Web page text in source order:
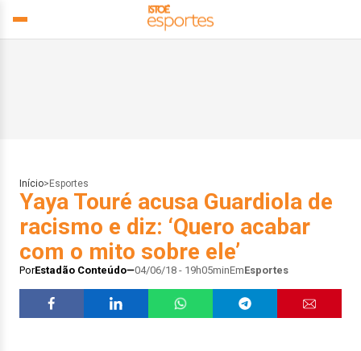
Início> Esportes
Yaya Touré acusa Guardiola de
racismo e diz: ‘Quero acabar
com o mito sobre ele’
PorEstadão Conteúdo 04/06/18 - 19h05minEmEsportes